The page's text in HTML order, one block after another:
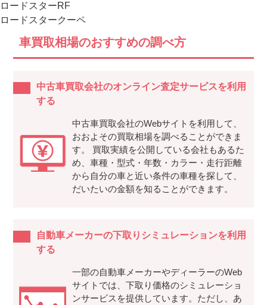
ロードスターRF
ロードスタークーペ
車買取相場のおすすめの調べ方
中古車買取会社のオンライン査定サービスを利用
する
中古車買取会社のWebサイトを利用して、
おおよその買取相場を調べることができま
す。 買取実績を公開している会社もあるた
め、車種・型式・年数・カラー・走行距離
から自分の車と近い条件の車種を探して、
だいたいの金額を知ることができます。
自動車メーカーの下取りシミュレーションを利用
する
一部の自動車メーカーやディーラーのWeb
サイトでは、下取り価格のシミュレーショ
ンサービスを提供しています。ただし、あ